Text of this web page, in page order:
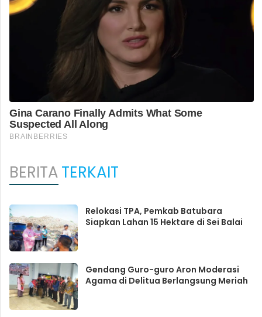
BERITATERKAIT
Relokasi TPA, Pemkab Batubara
Siapkan Lahan 15 Hektare di Sei Balai
Gendang Guro-guro Aron Moderasi
Agama di Delitua Berlangsung Meriah